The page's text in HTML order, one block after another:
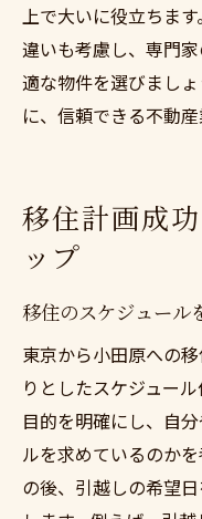
上で大いに役立ちま
違いも考慮し、専門
適な物件を選びまし
に、信頼できる不動
移住計画成
ップ
移住のスケジュール
東京から小田原への
りとしたスケジュー
目的を明確にし、自
ルを求めているのか
の後、引越しの希望